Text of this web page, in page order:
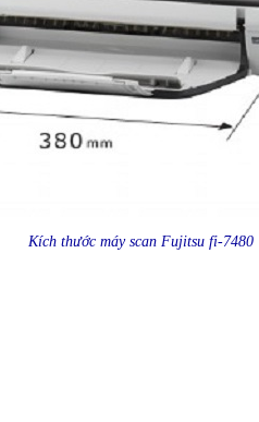
Kích thước máy scan Fujitsu fi-7480